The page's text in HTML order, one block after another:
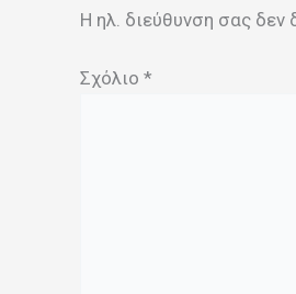
Η ηλ. διεύθυνση σας δεν
Σχόλιο *